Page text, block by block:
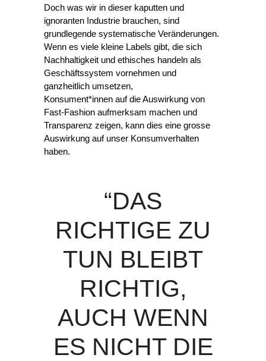
Doch was wir in dieser kaputten und
ignoranten Industrie brauchen, sind
grundlegende systematische Veränderungen.
Wenn es viele kleine Labels gibt, die sich
Nachhaltigkeit und ethisches handeln als
Geschäftssystem vornehmen und
ganzheitlich umsetzen,
Konsument*innen auf die Auswirkung von
Fast-Fashion aufmerksam machen und
Transparenz zeigen, kann dies eine grosse
Auswirkung auf unser Konsumverhalten
haben.
“DAS
RICHTIGE ZU
TUN BLEIBT
RICHTIG,
AUCH WENN
ES NICHT DIE